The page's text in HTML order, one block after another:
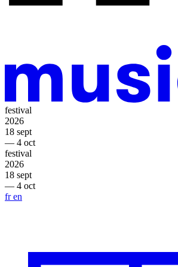
festival
2026
18 sept
— 4 oct
festival
2026
18 sept
— 4 oct
fren